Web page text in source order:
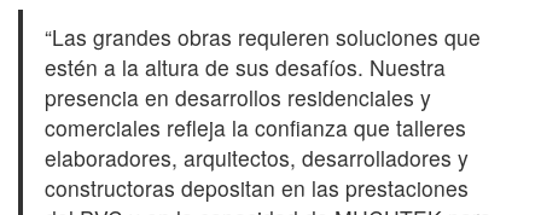
“Las grandes obras requieren soluciones que
estén a la altura de sus desafíos. Nuestra
presencia en desarrollos residenciales y
comerciales refleja la confianza que talleres
elaboradores, arquitectos, desarrolladores y
constructoras depositan en las prestaciones